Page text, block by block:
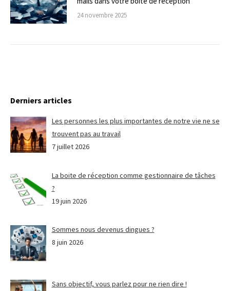
24 novembre 2025
Derniers articles
Les personnes les plus importantes de notre vie ne se
trouvent pas au travail
7 juillet 2026
La boite de réception comme gestionnaire de tâches
?
19 juin 2026
Sommes nous devenus dingues ?
8 juin 2026
Sans objectif, vous parlez pour ne rien dire !